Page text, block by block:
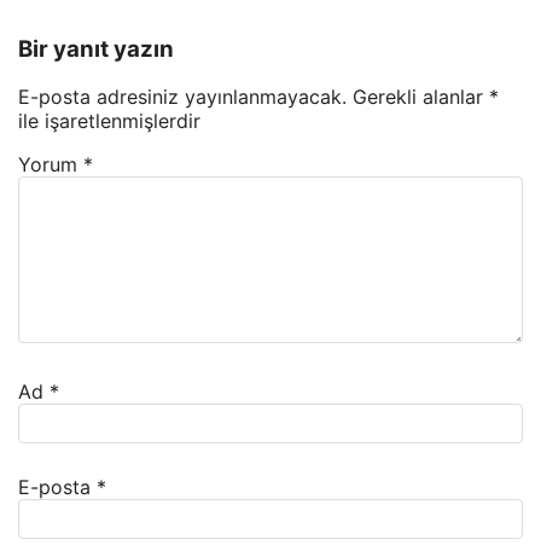
Bir yanıt yazın
E-posta adresiniz yayınlanmayacak. Gerekli alanlar *
ile işaretlenmişlerdir
Yorum *
Ad *
E-posta *